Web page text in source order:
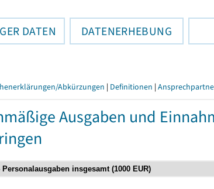
DATEN DATENERHEBUNG
Abkürzungen | Definitionen |
Ausgaben und